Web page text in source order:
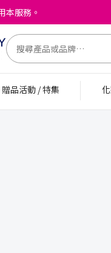
本服務。
品活動 / 特集